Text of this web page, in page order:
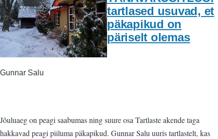
tartlased usuvad, et
päkapikud on
päriselt olemas
Gunnar Salu
Jõuluaeg on peagi saabumas ning suure osa Tartlaste akende taga
hakkavad peagi piiluma päkapikud. Gunnar Salu uuris tartlastelt, kas